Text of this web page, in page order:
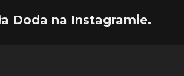
Doda na Instagramie.